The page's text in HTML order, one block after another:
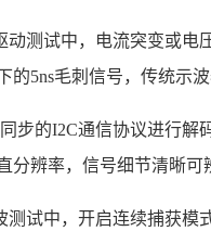
动测试中，电流突变或电
5ns毛刺信号，传统示
步的I2C通信协议进行
分辨率，信号细节清晰可
测试中，开启连续捕获模